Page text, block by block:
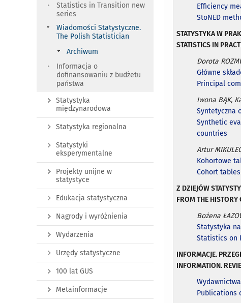
Efficiency
StoNED
STATYSTYKA W
STATISTICS IN
Dorota
Główne
Principal
Iwona BĄK,
Syntetyczna
Synthetic
countries
Artur
Kohortowe
Cohort
Z DZIEJÓW
FROM THE HISTORY
Bożena
Statystyka
Statistics on
INFORMACJE.
INFORMATION.
Publications
Statistics in Transition new
series
Wiadomości Statystyczne.
The Polish Statistician
Archiwum
Informacja o
dofinansowaniu z budżetu
państwa
Statystyka
międzynarodowa
Statystyka regionalna
Statystyki
eksperymentalne
Projekty unijne w
statystyce
Edukacja statystyczna
Nagrody i wyróżnienia
Wydarzenia
Urzędy statystyczne
100 lat GUS
Metainformacje